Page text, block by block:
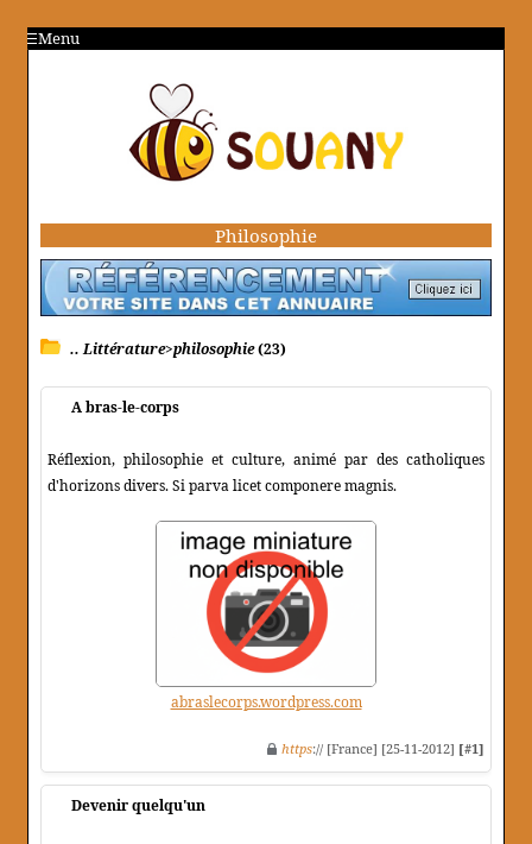
Menu
Philosophie
.. Littérature>philosophie(23)
A bras-le-corps
Réflexion, philosophie et culture, animé par des catholiques
d'horizons divers. Si parva licet componere magnis.
abraslecorps.wordpress.com
https:// [France] [25-11-2012] [#1]
Devenir quelqu'un